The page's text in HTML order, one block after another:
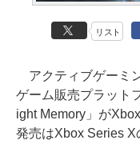
リスト
アクティブゲーミ
ゲーム販売プラット
ight Memory」が
発売はXbox Series X